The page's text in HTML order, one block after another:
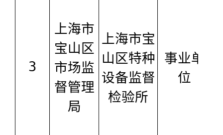
3
上海市
宝山区
市场监
督管理
局
上海市宝
山区特种
设备监督
检验所
事业单
位